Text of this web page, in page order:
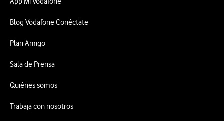
Blog Vodafone Conéctate
Plan Amigo
Sala de Prensa
Quiénes somos
Trabaja con nosotros